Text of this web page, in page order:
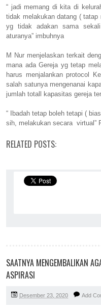
“ jadi memang di kita di
tidak melakukan datang (
yg tidak adakan sama
aturanya” imbuhnya
M Nur menjelaskan terkait
mana ada Gereja yg tetap
harus menjalankan protocol
salah satunya mengenanai
jumlah totall kapasitas gereja
“ Ibadah tetap boleh tetapi (
sih, melakukan secara virtual”
RELATED POSTS:
SAATNYA MENGEMBALIKAN
ASPIRASI
Desember 23, 2020 Add